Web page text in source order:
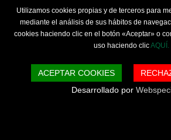
Utilizamos cookies propias y de terceros para
mediante el análisis de sus hábitos de
cookies haciendo clic en el botón «Aceptar» o
uso haciendo clicAQUÍ.
ACEPTAR COOKIES
Desarrollado por